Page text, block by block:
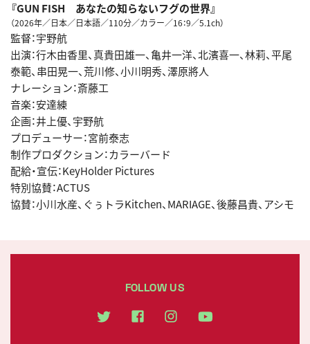
『GUN FISH あなたの知らないフグの世界』
（2026年／日本／日本語／110分／カラー／16：9／5.1ch）
監督：宇野航
出演：行木由香里、真貴田雄一、亀井一洋、北濱喜一、林莉、平尾
泰範、串田晃一、荒川修、小川明秀、澤原將人
ナレーション：斎藤工
音楽：安達練
企画：井上優、宇野航
プロデューサー：宮前泰志
制作プロダクション：カラーバード
配給・宣伝：KeyHolder Pictures
特別協賛：ACTUS
協賛：小川水産、ぐぅトラKitchen、MARIAGE、後藤昌貴、アシモ
FOLLOW US